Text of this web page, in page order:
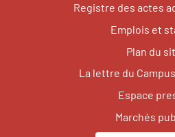
Registre des actes
Emplois et
Plan du
La lettre du
Espace
Marchés